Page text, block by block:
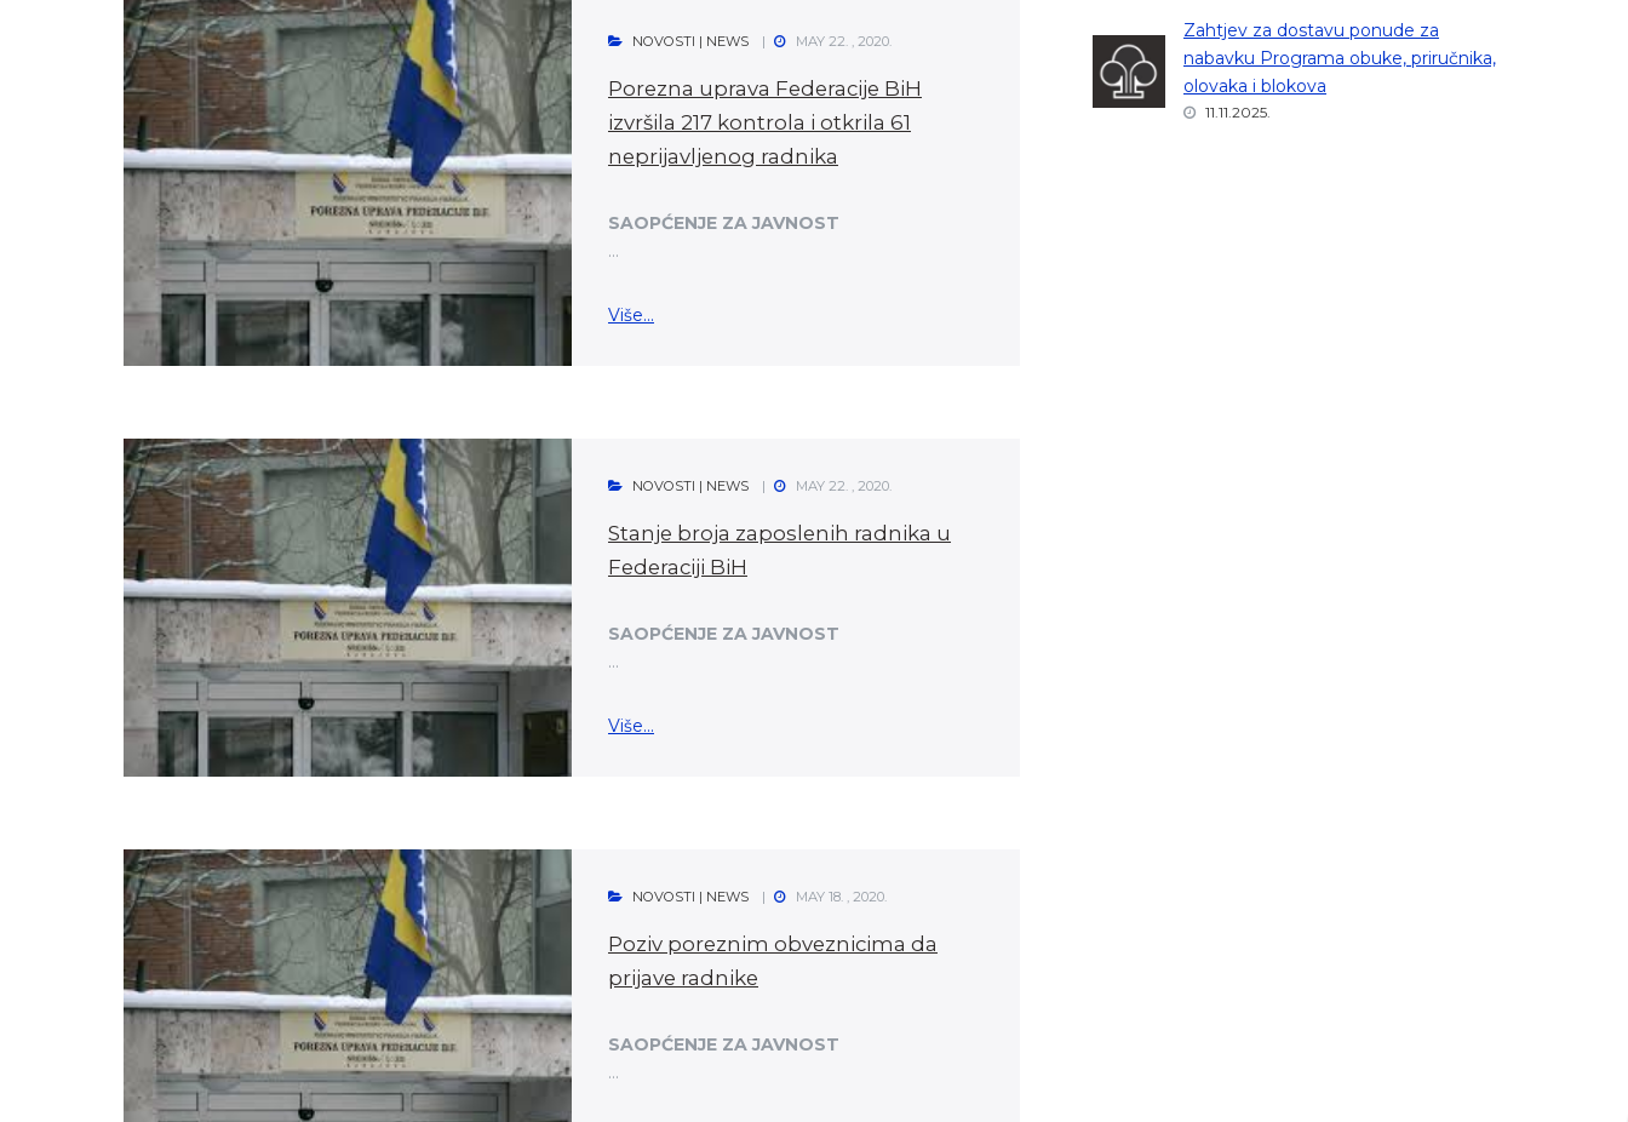
NOVOSTI | NEWS MAY 22. , 2020.
Porezna uprava Federacije BiH
izvršila 217 kontrola i otkrila 61
neprijavljenog radnika
SAOPĆENJE ZA JAVNOST
...
Više...
NOVOSTI | NEWS MAY 22. , 2020.
Stanje broja zaposlenih radnika u
Federaciji BiH
SAOPĆENJE ZA JAVNOST
...
Više...
NOVOSTI | NEWS MAY 18. , 2020.
Poziv poreznim obveznicima da
prijave radnike
SAOPĆENJE ZA JAVNOST
...
Zahtjev za dostavu ponude za
nabavku Programa obuke, priručnika,
olovaka i blokova
11.11.2025.